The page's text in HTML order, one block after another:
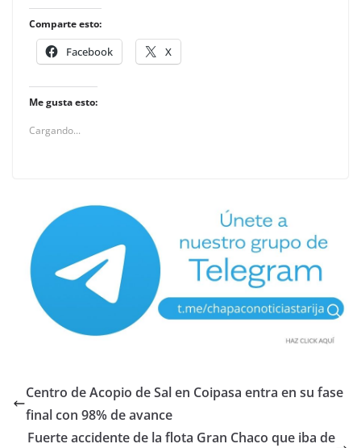
Comparte esto:
Facebook X
Me gusta esto:
Cargando...
Centro de Acopio de Sal en Coipasa entra en su fase
final con 98% de avance
Fuerte accidente de la flota Gran Chaco que iba de